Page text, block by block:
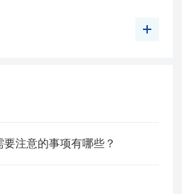
注意的事项有哪些？